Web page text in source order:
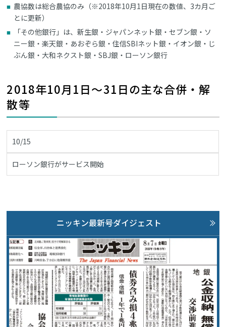
農協数は総合農協のみ（※2018年10月1日現在の数値、3カ月ご
とに更新）
「その他銀行」は、新生銀・ジャパンネット銀・セブン銀・ソ
ニー銀・楽天銀・あおぞら銀・住信SBIネット銀・イオン銀・じ
ぶん銀・大和ネクスト銀・SBJ銀・ローソン銀行
2018年10月1日～31日の主な合併・解
散等
10/15
ローソン銀行がサービス開始
ニッキン最新号ダイジェスト